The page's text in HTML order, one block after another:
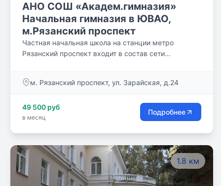
АНО СОШ «Академ.гимназия»
Начальная гимназия в ЮВАО,
м.Рязанский проспект
Частная начальная школа на станции метро
Рязанский проспект входит в состав сети
Юго-Восточном административном округе на
Учреждение находится в тихом жилом районе на
ул. Зарайская, название которой произошло от
детского сада. Классы начальной школы
расположены на 2 этаже отдельного крыла. Это
автономно расположенные специально
оборудованные помещения, которые содержат:
м. Рязанский проспект, ул. Зарайская, д.24
49 500 руб
в месяц
Подробнее
1.8 км